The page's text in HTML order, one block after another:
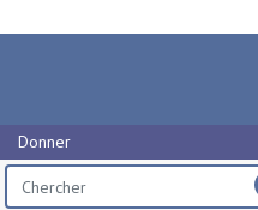
Donner